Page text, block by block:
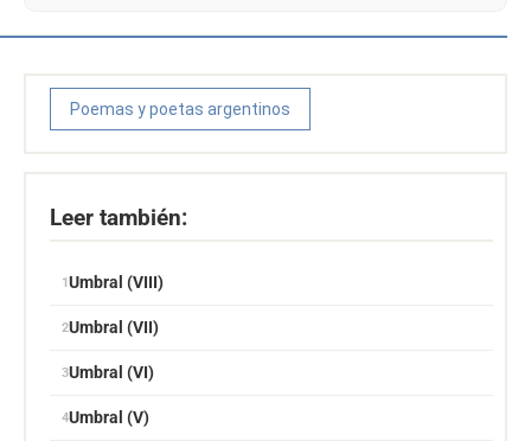
Poemas y poetas argentinos
Leer también:
Umbral (VIII)
Umbral (VII)
Umbral (VI)
Umbral (V)